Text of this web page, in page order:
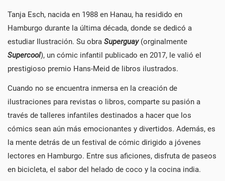
Tanja Esch, nacida en 1988 en Hanau, ha residido en
Hamburgo durante la última década, donde se dedicó a
estudiar Ilustración. Su obra Superguay (orginalmente
Supercool), un cómic infantil publicado en 2017, le valió el
prestigioso premio Hans-Meid de libros ilustrados.
Cuando no se encuentra inmersa en la creación de
ilustraciones para revistas o libros, comparte su pasión a
través de talleres infantiles destinados a hacer que los
cómics sean aún más emocionantes y divertidos. Además, es
la mente detrás de un festival de cómic dirigido a jóvenes
lectores en Hamburgo. Entre sus aficiones, disfruta de paseos
en bicicleta, el sabor del helado de coco y la cocina india.